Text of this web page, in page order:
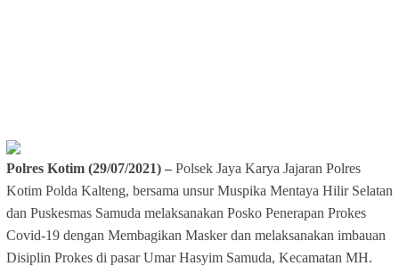
Polres Kotim (29/07/2021) – Polsek Jaya Karya Jajaran Polres
Kotim Polda Kalteng, bersama unsur Muspika Mentaya Hilir Selatan
dan Puskesmas Samuda melaksanakan Posko Penerapan Prokes
Covid-19 dengan Membagikan Masker dan melaksanakan imbauan
Disiplin Prokes di pasar Umar Hasyim Samuda, Kecamatan MH.